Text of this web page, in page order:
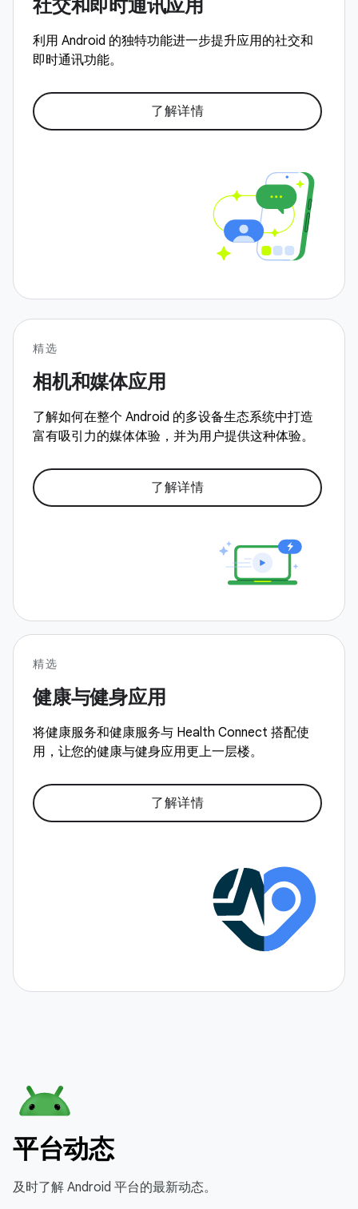
社交和即时通讯应用
利用 Android 的独特功能进一步提升应用的社交和
即时通讯功能。
了解详情
精选
相机和媒体应用
了解如何在整个 Android 的多设备生态系统中打造
富有吸引力的媒体体验，并为用户提供这种体验。
了解详情
精选
健康与健身应用
将健康服务和健康服务与 Health Connect 搭配使
用，让您的健康与健身应用更上一层楼。
了解详情
平台动态
及时了解 Android 平台的最新动态。